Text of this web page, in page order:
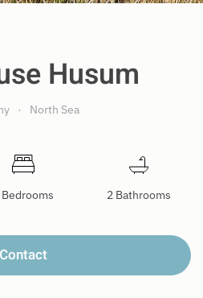
Husum
North Sea
2 Bathrooms
Contact